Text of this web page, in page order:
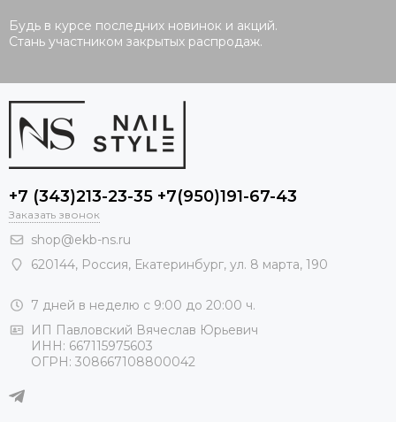
Будь в курсе последних новинок и акций.
Стань участником закрытых распродаж.
+7 (343)213-23-35 +7(950)191-67-43
Заказать звонок
shop@ekb-ns.ru
620144, Россия, Екатеринбург, ул. 8 марта, 190
7 дней в неделю с 9:00 до 20:00 ч.
ИП Павловский Вячеслав Юрьевич
ИНН: 667115975603
ОГРН: 308667108800042